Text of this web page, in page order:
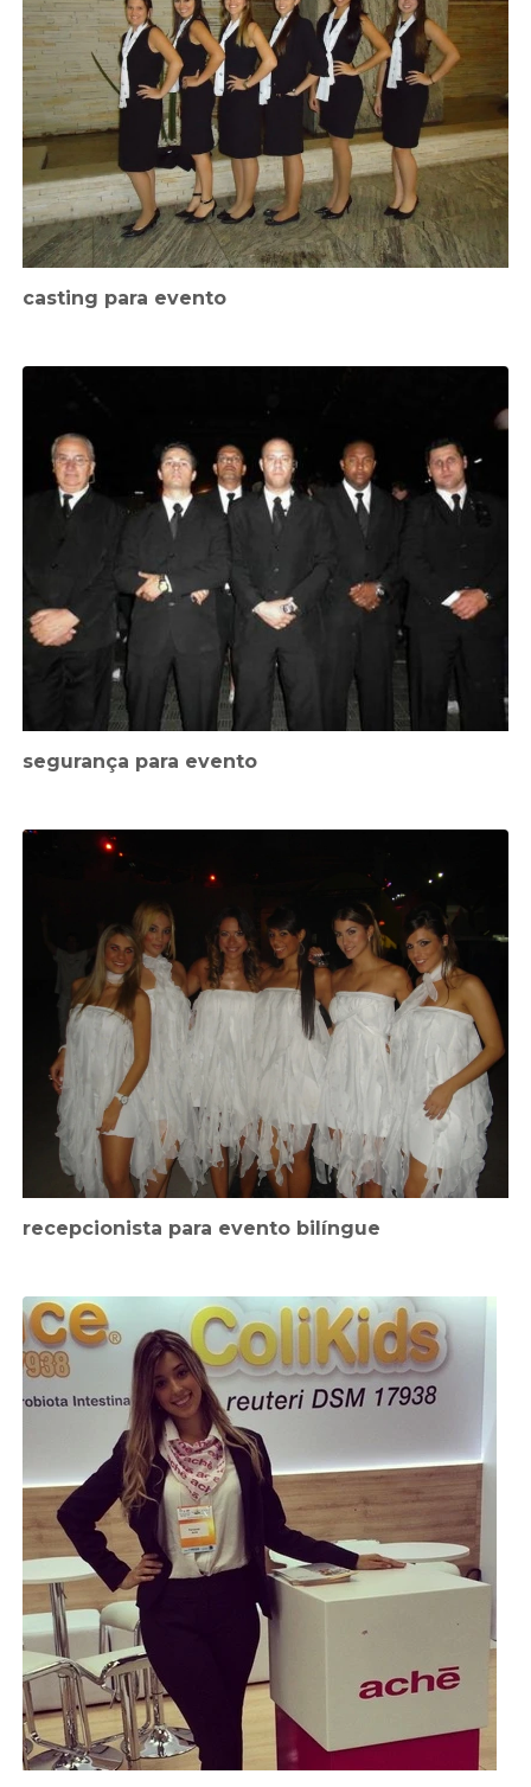
casting para evento
segurança para evento
recepcionista para evento bilíngue